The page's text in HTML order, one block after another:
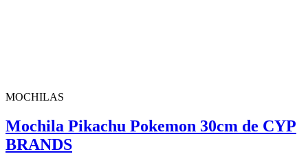
MOCHILAS
Mochila Pikachu Pokemon 30cm de CYP
BRANDS